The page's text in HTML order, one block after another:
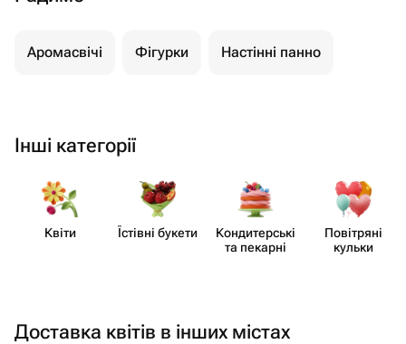
Аромасвічі Фігурки Настінні панно
Інші категорії
Квіти Їстівні букети
Кондит​ерські
та пекарні
Повітряні
кульки
Доставка квітів в інших містах